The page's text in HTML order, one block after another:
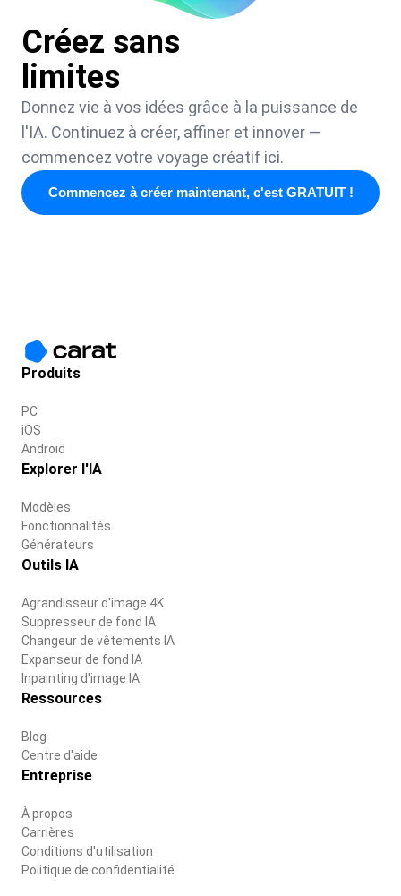
Créez sans
limites
Donnez vie à vos idées grâce à la puissance de
l'IA. Continuez à créer, affiner et innover —
commencez votre voyage créatif ici.
Commencez à créer maintenant, c'est GRATUIT !
Produits
PC
iOS
Android
Explorer l'IA
Modèles
Fonctionnalités
Générateurs
Outils IA
Agrandisseur d'image 4K
Suppresseur de fond IA
Changeur de vêtements IA
Expanseur de fond IA
Inpainting d'image IA
Ressources
Blog
Centre d'aide
Entreprise
À propos
Carrières
Conditions d'utilisation
Politique de confidentialité